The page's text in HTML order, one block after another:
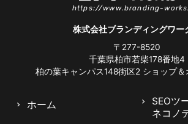
https://www.branding-
株式会社ブランディングワー
〒277-8520
千葉県柏市若柴178番地4
柏の葉キャンパス148街区2 ショップ
ホーム
SEOツ
ネコノ